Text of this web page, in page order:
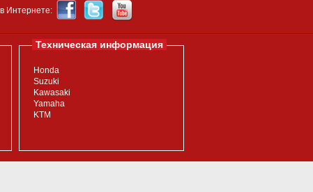
Интернете:
Техническая информация
Honda
Suzuki
Kawasaki
Yamaha
KTM